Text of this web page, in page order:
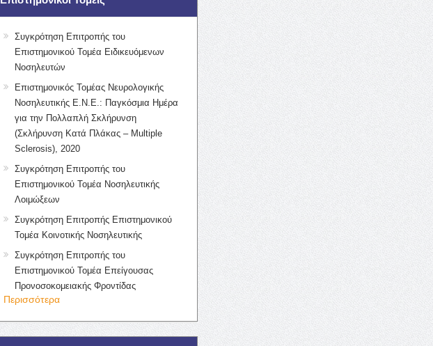
Συγκρότηση Επιτροπής του
Επιστημονικού Τομέα Ειδικευόμενων
Νοσηλευτών
Επιστημονικός Τομέας Νευρολογικής
Νοσηλευτικής Ε.Ν.Ε.: Παγκόσμια Ημέρα
για την Πολλαπλή Σκλήρυνση
(Σκλήρυνση Κατά Πλάκας – Multiple
Sclerosis), 2020
Συγκρότηση Επιτροπής του
Επιστημονικού Τομέα Νοσηλευτικής
Λοιμώξεων
Συγκρότηση Επιτροπής Επιστημονικού
Τομέα Κοινοτικής Νοσηλευτικής
Συγκρότηση Επιτροπής του
Επιστημονικού Τομέα Επείγουσας
Προνοσοκομειακής Φροντίδας
Περισσότερα